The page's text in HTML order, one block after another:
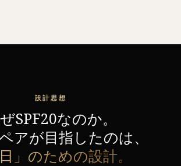
設計思想
SPF20なのか。
アが目指したのは、
日」のための設計。